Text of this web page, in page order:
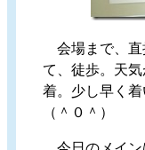
会場まで、直
て、徒歩。天
着。少し早く
（＾０＾）